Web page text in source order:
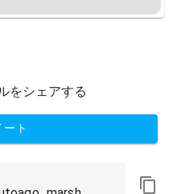
をシェアする
ート